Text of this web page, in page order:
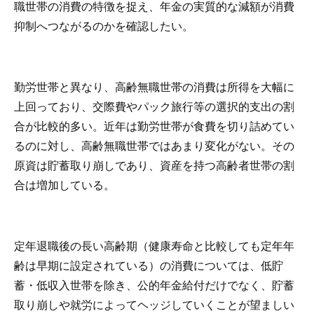
職世帯の消費の特徴を捉え、年金の実質的な減額が消費
抑制へつながるのかを確認したい。
勤労世帯と異なり、高齢無職世帯の消費は所得を大幅に
上回っており、交際費やパック旅行等の選択的支出の割
合が比較的多い。近年は勤労世帯が食費を切り詰めてい
るのに対し、高齢無職世帯ではあまり変化がない。その
原資は貯蓄取り崩しであり、資産を持つ高齢者世帯の割
合は増加している。
定年退職後の長い高齢期（健康寿命と比較しても定年年
齢は早期に設定されている）の消費については、低貯
蓄・低収入世帯を除き、公的年金給付だけでなく、貯蓄
取り崩しや就労によってヘッジしていくことが望ましい